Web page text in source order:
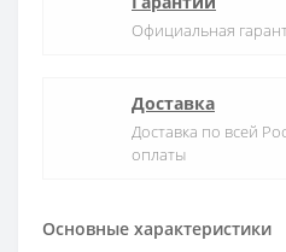
Основные характеристики
Официальная
Доставка
Доставка по всей
оплаты